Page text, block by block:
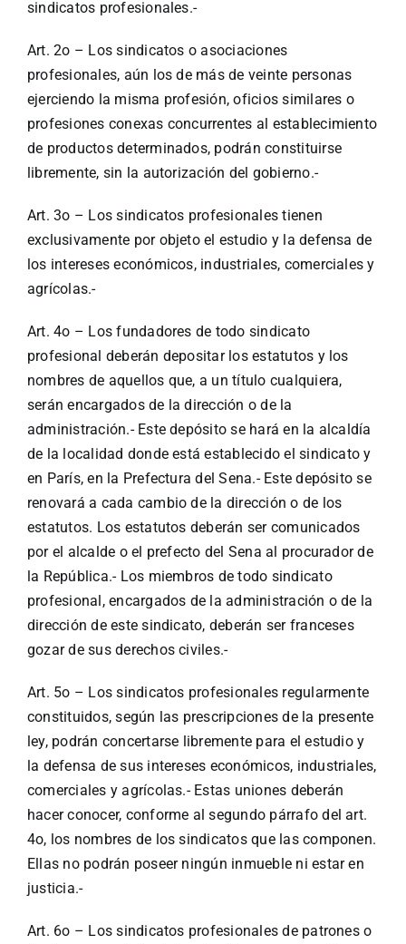
sindicatos profesionales.-
Art. 2o – Los sindicatos o asociaciones
profesionales, aún los de más de veinte personas
ejerciendo la misma profesión, oficios similares o
profesiones conexas concurrentes al establecimiento
de productos determinados, podrán constituirse
libremente, sin la autorización del gobierno.-
Art. 3o – Los sindicatos profesionales tienen
exclusivamente por objeto el estudio y la defensa de
los intereses económicos, industriales, comerciales y
agrícolas.-
Art. 4o – Los fundadores de todo sindicato
profesional deberán depositar los estatutos y los
nombres de aquellos que, a un título cualquiera,
serán encargados de la dirección o de la
administración.- Este depósito se hará en la alcaldía
de la localidad donde está establecido el sindicato y
en París, en la Prefectura del Sena.- Este depósito se
renovará a cada cambio de la dirección o de los
estatutos. Los estatutos deberán ser comunicados
por el alcalde o el prefecto del Sena al procurador de
la República.- Los miembros de todo sindicato
profesional, encargados de la administración o de la
dirección de este sindicato, deberán ser franceses
gozar de sus derechos civiles.-
Art. 5o – Los sindicatos profesionales regularmente
constituidos, según las prescripciones de la presente
ley, podrán concertarse libremente para el estudio y
la defensa de sus intereses económicos, industriales,
comerciales y agrícolas.- Estas uniones deberán
hacer conocer, conforme al segundo párrafo del art.
4o, los nombres de los sindicatos que las componen.
Ellas no podrán poseer ningún inmueble ni estar en
justicia.-
Art. 6o – Los sindicatos profesionales de patrones o